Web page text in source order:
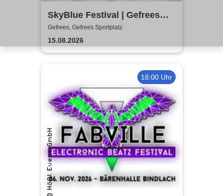
SkyBlue Festival | Gefrees
Sportplatz
Gefrees, Gefrees Sportplatz
15.08.2026
18:00 Uhr